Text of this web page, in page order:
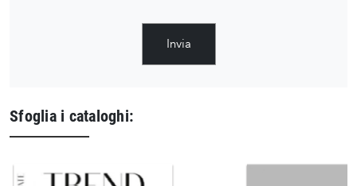
Invia
Sfoglia i cataloghi: